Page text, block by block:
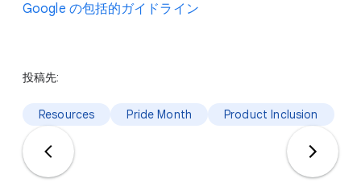
Google の包括的ガイドライン
投稿先:
Resources Pride Month Product Inclusion